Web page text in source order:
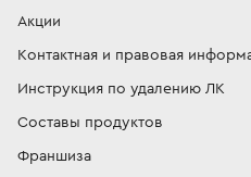
Акции
Контактная и правовая
Инструкция по удалению ЛК
Составы продуктов
Франшиза